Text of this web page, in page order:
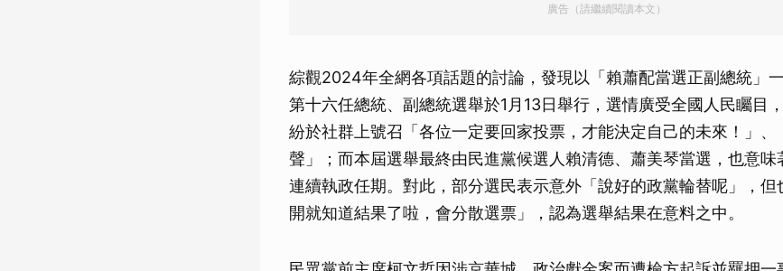
廣告（請繼續閱讀本文）
綜觀2024年全網各項話題的討論，發現以「賴蕭配當選正副總統」
第十六任總統、副總統選舉於1月13日舉行，選情廣受全國人民矚目
紛於社群上號召「各位一定要回家投票，才能決定自己的未來！」
聲」；而本屆選舉最終由民進黨候選人賴清德、蕭美琴當選，也意味
連續執政任期。對此，部分選民表示意外「說好的政黨輪替呢」，但
開就知道結果了啦，會分散選票」，認為選舉結果在意料之中。